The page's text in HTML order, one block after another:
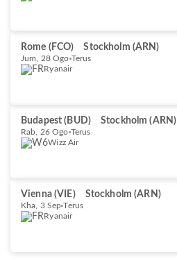
Rome (FCO) Stockholm (ARN)
Jum, 28 Ogo Terus
Ryanair
Budapest (BUD) Stockholm (ARN)
Rab, 26 Ogo Terus
Wizz Air
Vienna (VIE) Stockholm (ARN)
Kha, 3 Sep Terus
Ryanair